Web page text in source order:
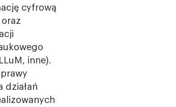
cyfrową
inne).
działań